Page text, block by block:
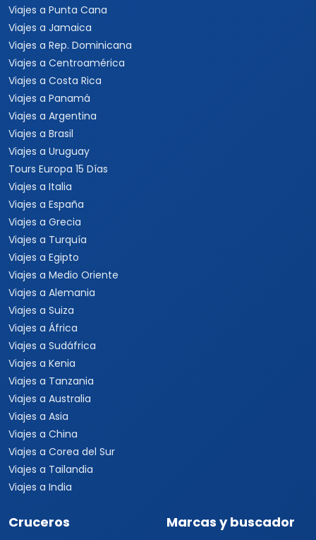
Viajes a Punta Cana
Viajes a Jamaica
Viajes a Rep. Dominicana
Viajes a Centroamérica
Viajes a Costa Rica
Viajes a Panamá
Viajes a Argentina
Viajes a Brasil
Viajes a Uruguay
Tours Europa 15 Días
Viajes a Italia
Viajes a España
Viajes a Grecia
Viajes a Turquía
Viajes a Egipto
Viajes a Medio Oriente
Viajes a Alemania
Viajes a Suiza
Viajes a África
Viajes a Sudáfrica
Viajes a Kenia
Viajes a Tanzania
Viajes a Australia
Viajes a Asia
Viajes a China
Viajes a Corea del Sur
Viajes a Tailandia
Viajes a India
Cruceros Marcas y buscador